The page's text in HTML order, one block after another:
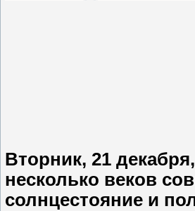
Вторник, 21
несколько веков
солнцестояние и